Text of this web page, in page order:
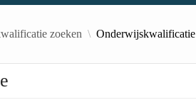
zoeken Onderwijskwalificatie